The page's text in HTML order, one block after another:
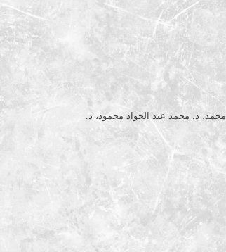
د. محمد عبد الجواد محمود، د.